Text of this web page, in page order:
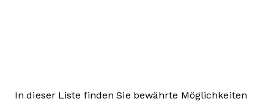
In dieser Liste finden Sie bewährte Möglichkeiten